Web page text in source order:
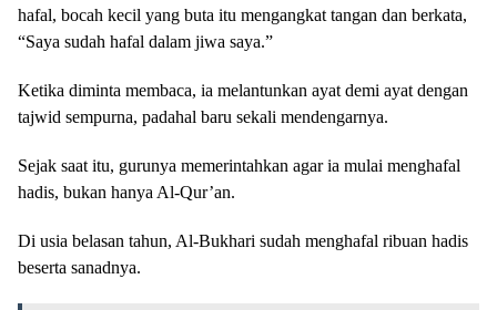
hafal, bocah kecil yang buta itu mengangkat tangan dan berkata,
“Saya sudah hafal dalam jiwa saya.”
Ketika diminta membaca, ia melantunkan ayat demi ayat dengan
tajwid sempurna, padahal baru sekali mendengarnya.
Sejak saat itu, gurunya memerintahkan agar ia mulai menghafal
hadis, bukan hanya Al-Qur’an.
Di usia belasan tahun, Al-Bukhari sudah menghafal ribuan hadis
beserta sanadnya.